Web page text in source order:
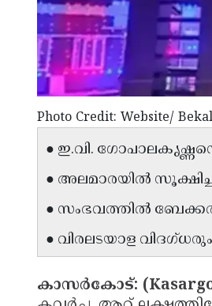
Photo Credit: Website/
● ഇ.വി.
● അലമാരയിൽ
● സംഭവത്തിൽ
● വിരലടയാള
കാസർകോട്: